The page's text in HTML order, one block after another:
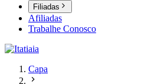
Filiadas
Afiliadas
Trabalhe Conosco
Capa